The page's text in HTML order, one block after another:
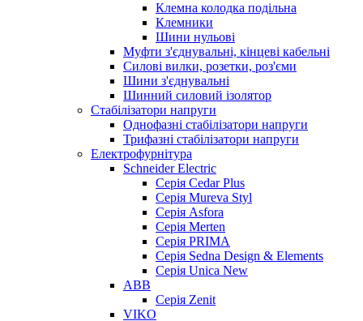
Клемна колодка подільна
Клемники
Шини нульові
Муфти з'єднувальні, кінцеві кабельні
Силові вилки, розетки, роз'єми
Шини з'єднувальні
Шинний силовий ізолятор
Стабілізатори напруги
Однофазні стабілізатори напруги
Трифазні стабілізатори напруги
Електрофурнітура
Schneider Electric
Серія Cedar Plus
Серія Mureva Styl
Серія Asfora
Серія Merten
Серія PRIMA
Серія Sedna Design & Elements
Серія Unica New
ABB
Серія Zenit
VIKO